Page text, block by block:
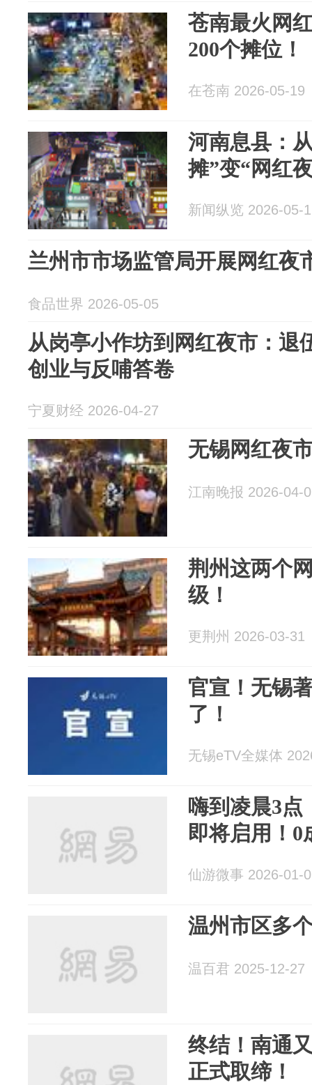
苍南最火网
200个摊位！
在苍南 2026-05-19
河南息县：
摊”变“网红
新闻纵览 2026-05-
兰州市市场监管局开展网红夜
食品世界 2026-05-05
从岗亭小作坊到网红夜市：退
创业与反哺答卷
宁夏财经 2026-04-27
无锡网红夜
江南晚报 2026-04-
荆州这两个
级！
更荆州 2026-03-31
官宣！无锡
了！
无锡eTV全媒体
嗨到凌晨3点
即将启用！0
仙游微事 2026-01-
温州市区多
温百君 2025-12-27
终结！南通
正式取缔！